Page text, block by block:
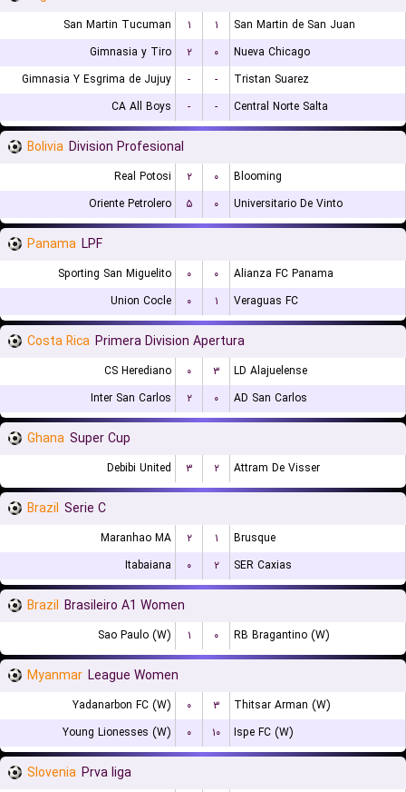
San Martin Tucuman ۱ ۱
San Martin de San Juan
Gimnasia y Tiro
۲ ۰
Nueva Chicago
Gimnasia Y Esgrima de Jujuy
- -
Tristan Suarez
CA All Boys
- - Central Norte Salta
Bolivia Division Profesional
Real Potosi ۲ ۰
Blooming
Oriente Petrolero
۵ ۰ Universitario De Vinto
Panama LPF
Sporting San Miguelito ۰ ۰
Alianza FC Panama
Union Cocle
۰ ۱ Veraguas FC
Costa Rica Primera Division Apertura
CS Herediano ۰ ۳
LD Alajuelense
Inter San Carlos
۲ ۰ AD San Carlos
Ghana Super Cup
Debibi United ۳ ۲ Attram De Visser
Brazil Serie C
Maranhao MA ۲ ۱
Brusque
Itabaiana
۰ ۲ SER Caxias
Brazil Brasileiro A1 Women
Sao Paulo (W) ۱ ۰ RB Bragantino (W)
Myanmar League Women
Yadanarbon FC (W) ۰ ۳
Thitsar Arman (W)
Young Lionesses (W)
۰ ۱۰ Ispe FC (W)
Slovenia Prva liga